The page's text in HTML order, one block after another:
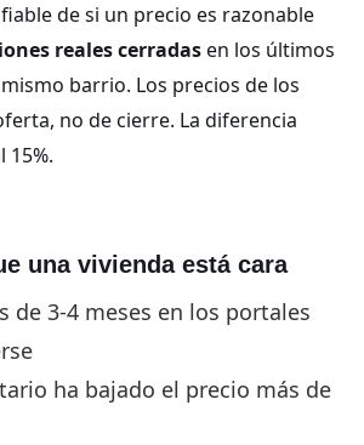
de si un precio es razonable
reales cerradasen los últimos
barrio. Los precios de los
no de cierre. La diferencia
15%.
una vivienda está cara
de 3-4 meses en los portales
ha bajado el precio más de